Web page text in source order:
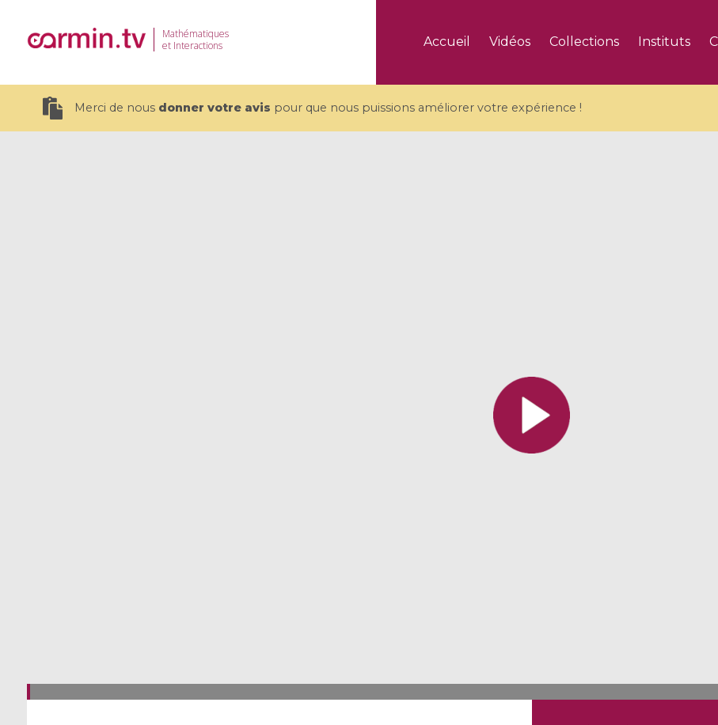
Mathématiques
et Interactions
Accueil Vidéos Collections Instituts
Merci de nous donner votre avis pour que nous puissions améliorer votre expérience !
Toutes les collections
Tous les instituts